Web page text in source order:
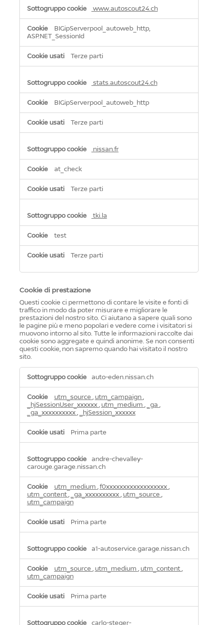
www.autoscout24.ch
BIGipServerpool_autoweb_http,
ASP.NET_SessionId
Terze parti
stats.autoscout24.ch
BIGipServerpool_autoweb_http
Terze parti
nissan.fr
at_check
Terze parti
tki.la
test
Terze parti
Cookie di prestazione
Questi cookie ci permettono di contare le visite e fonti di
traffico in modo da poter misurare e migliorare le
prestazioni del nostro sito. Ci aiutano a sapere quali sono
le pagine più e meno popolari e vedere come i visitatori si
muovono intorno al sito. Tutte le informazioni raccolte dai
cookie sono aggregate e quindi anonime. Se non consenti
questi cookie, non sapremo quando hai visitato il nostro
sito.
Cookie
prestazione
auto-eden.nissan.ch
utm_source , utm_campaign,
_hjSessionUser_xxxxxx, utm_medium , _ga ,
_ga_xxxxxxxxxx, _hjSession_xxxxxx
Prima parte
andre-chevalley-
carouge.garage.nissan.ch
utm_medium ,f0xxxxxxxxxxxxxxxxxx,
utm_content, _ga_xxxxxxxxxx, utm_source ,
utm_campaign
Prima parte
a1-autoservice.garage.nissan.ch
utm_source , utm_medium , utm_content,
utm_campaign
Prima parte
carlo-steger-